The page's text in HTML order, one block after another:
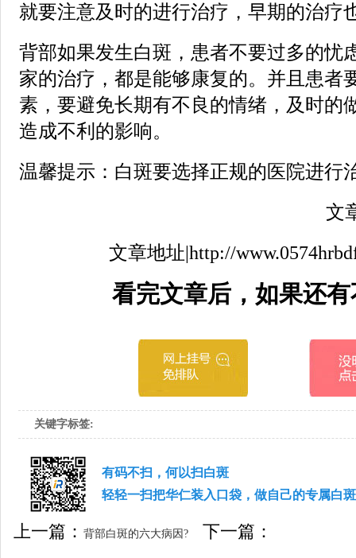
就要注意及时的进行治疗，早期的治疗
背部如果发生白斑，患者不要过多的忧
家的治疗，都是能够康复的。并且患者
素，要避免长期有不良的情绪，及时的
造成不利的影响。
温馨提示：白斑要选择正规的医院进行
文章
文章地址|http://
看完文章后，如果还
关键字标签:
有码不扫，何以扫白斑
轻轻一扫把华仁装入口袋，做自己的专属白
上一篇：背部白斑的六大病因? 下一篇：